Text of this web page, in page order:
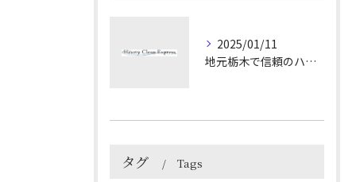
2025/01/11
地元栃木で信頼のハウスクリーニングサービスを探す
タグ Tags